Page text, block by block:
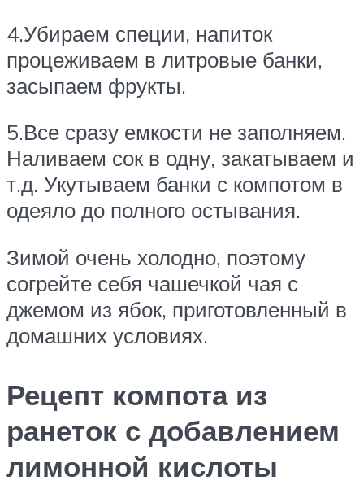
4.Убираем специи, напиток
процеживаем в литровые банки,
засыпаем фрукты.
5.Все сразу емкости не заполняем.
Наливаем сок в одну, закатываем и
т.д. Укутываем банки с компотом в
одеяло до полного остывания.
Зимой очень холодно, поэтому
согрейте себя чашечкой чая с
джемом из ябок, приготовленный в
домашних условиях.
Рецепт компота из
ранеток с добавлением
лимонной кислоты